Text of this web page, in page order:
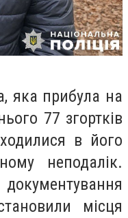
яка прибула на
77 згортків
в його
неподалік.
місця